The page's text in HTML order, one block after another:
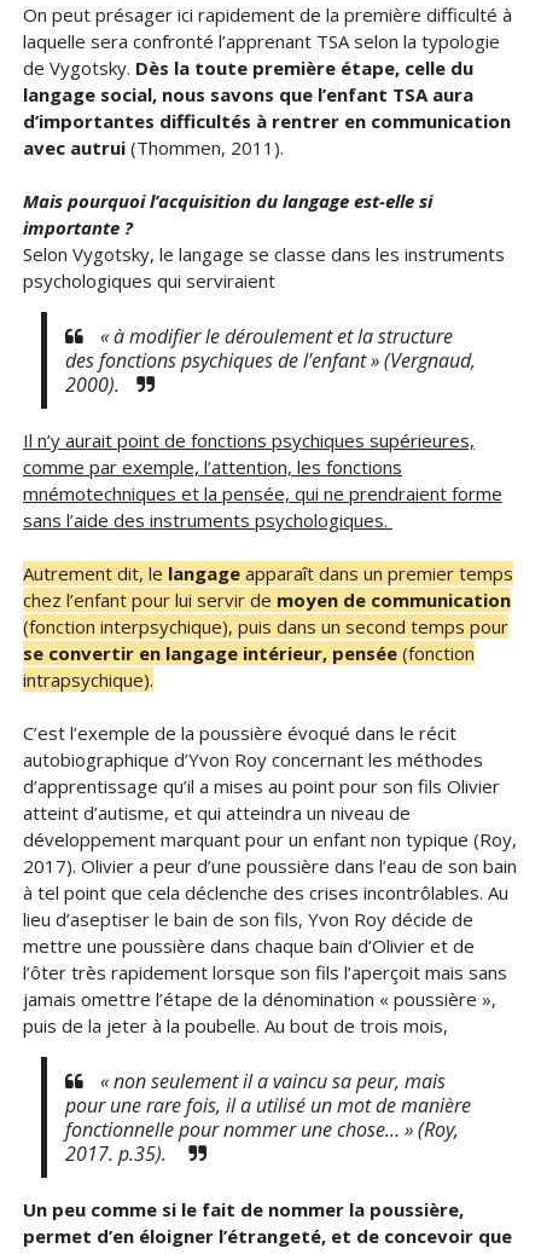
On peut présager ici rapidement de la première difficulté à
laquelle sera confronté l’apprenant TSA selon la typologie
de Vygotsky. Dès la toute première étape, celle du
langage social, nous savons que l’enfant TSA aura
d’importantes difficultés à rentrer en communication
avec autrui (Thommen, 2011).
Mais pourquoi l’acquisition du langage est-elle si
importante ?
Selon Vygotsky, le langage se classe dans les instruments
psychologiques qui serviraient
« à modifier le déroulement et la structure
des fonctions psychiques de l’enfant » (Vergnaud,
2000).
Il n’y aurait point de fonctions psychiques supérieures,
comme par exemple, l’attention, les fonctions
mnémotechniques et la pensée, qui ne prendraient forme
sans l’aide des instruments psychologiques.
Autrement dit, le langage apparaît dans un premier temps
chez l’enfant pour lui servir de moyen de communication
(fonction interpsychique), puis dans un second temps pour
se convertir en langage intérieur, pensée(fonction
intrapsychique).
C’est l’exemple de la poussière évoqué dans le récit
autobiographique d’Yvon Roy concernant les méthodes
d’apprentissage qu’il a mises au point pour son fils Olivier
atteint d’autisme, et qui atteindra un niveau de
développement marquant pour un enfant non typique (Roy,
2017). Olivier a peur d’une poussière dans l’eau de son bain
à tel point que cela déclenche des crises incontrôlables. Au
lieu d’aseptiser le bain de son fils, Yvon Roy décide de
mettre une poussière dans chaque bain d’Olivier et de
l’ôter très rapidement lorsque son fils l’aperçoit mais sans
jamais omettre l’étape de la dénomination « poussière »,
puis de la jeter à la poubelle. Au bout de trois mois,
« non seulement il a vaincu sa peur, mais
pour une rare fois, il a utilisé un mot de manière
fonctionnelle pour nommer une chose… » (Roy,
2017. p.35).
Un peu comme si le fait de nommer la poussière,
permet d’en éloigner l’étrangeté, et de concevoir que